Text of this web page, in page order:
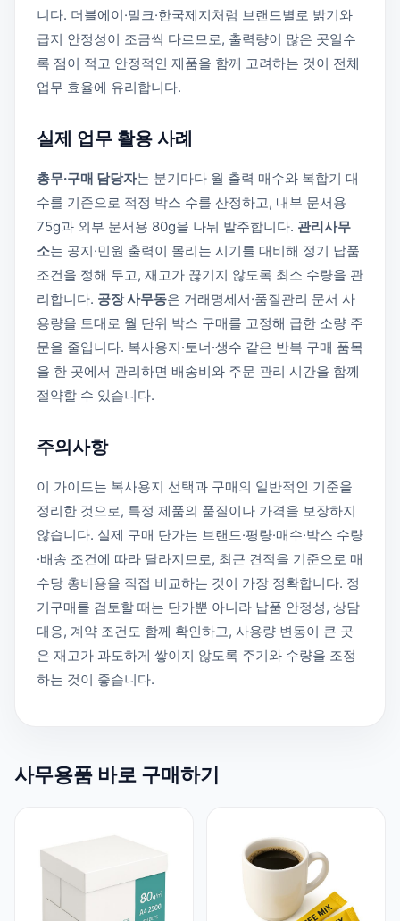
니다. 더블에이·밀크·한국제지처럼 브랜드별로 밝기와
급지 안정성이 조금씩 다르므로, 출력량이 많은 곳일수
록 잼이 적고 안정적인 제품을 함께 고려하는 것이 전체
업무 효율에 유리합니다.
실제 업무 활용 사례
총무·구매 담당자는 분기마다 월 출력 매수와 복합기 대
수를 기준으로 적정 박스 수를 산정하고, 내부 문서용
75g과 외부 문서용 80g을 나눠 발주합니다. 관리사무
소는 공지·민원 출력이 몰리는 시기를 대비해 정기 납품
조건을 정해 두고, 재고가 끊기지 않도록 최소 수량을 관
리합니다. 공장 사무동은 거래명세서·품질관리 문서 사
용량을 토대로 월 단위 박스 구매를 고정해 급한 소량 주
문을 줄입니다. 복사용지·토너·생수 같은 반복 구매 품목
을 한 곳에서 관리하면 배송비와 주문 관리 시간을 함께
절약할 수 있습니다.
주의사항
이 가이드는 복사용지 선택과 구매의 일반적인 기준을
정리한 것으로, 특정 제품의 품질이나 가격을 보장하지
않습니다. 실제 구매 단가는 브랜드·평량·매수·박스 수량
·배송 조건에 따라 달라지므로, 최근 견적을 기준으로 매
수당 총비용을 직접 비교하는 것이 가장 정확합니다. 정
기구매를 검토할 때는 단가뿐 아니라 납품 안정성, 상담
대응, 계약 조건도 함께 확인하고, 사용량 변동이 큰 곳
은 재고가 과도하게 쌓이지 않도록 주기와 수량을 조정
하는 것이 좋습니다.
사무용품 바로 구매하기